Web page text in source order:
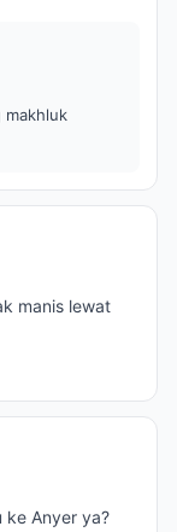
makhluk
manis lewat
ke Anyer ya?